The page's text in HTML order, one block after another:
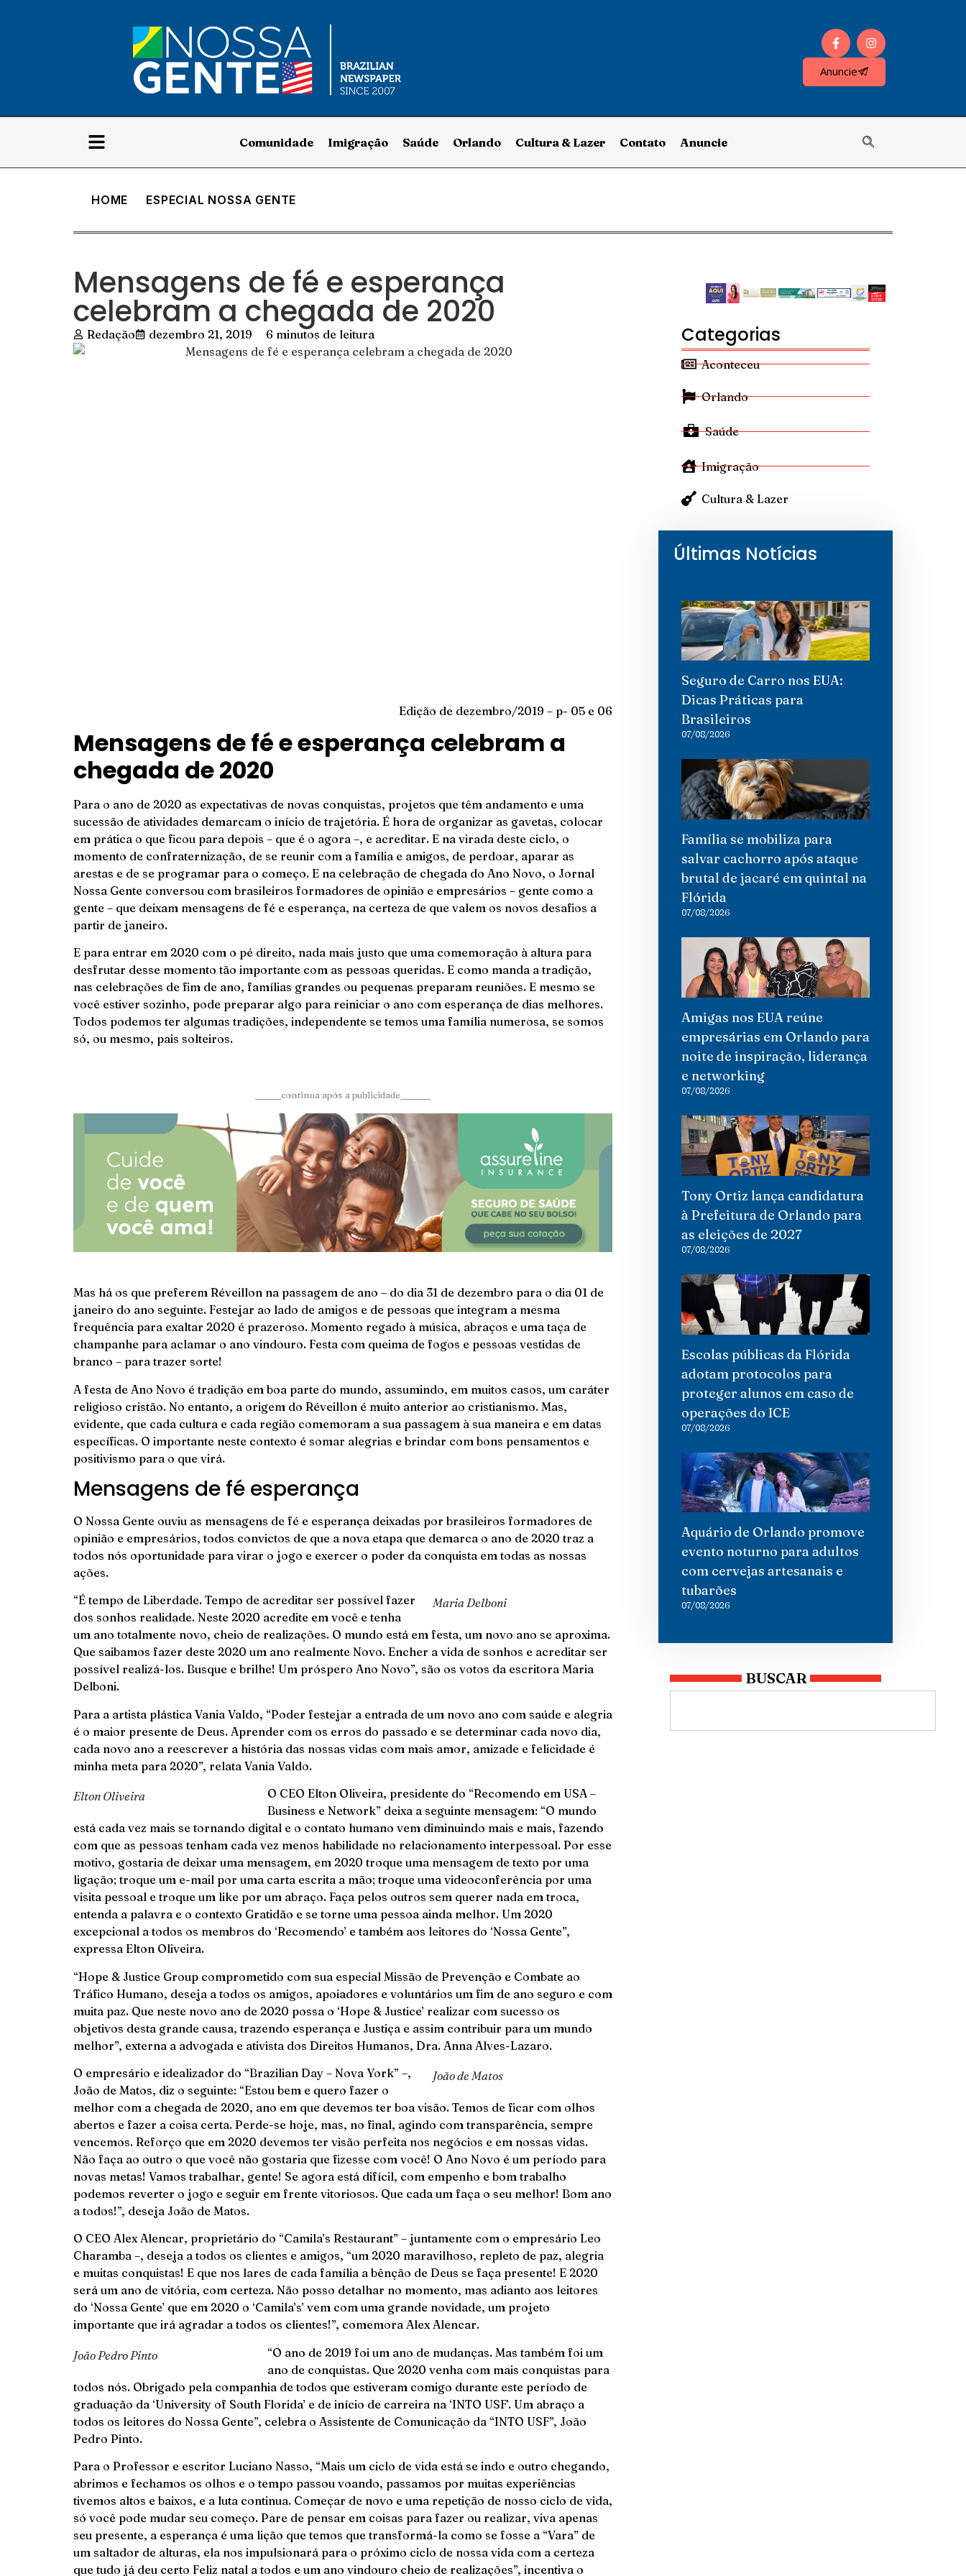
Anuncie
Comunidade Imigração Saúde Orlando Cultura & Lazer Contato Anuncie
HOME ESPECIAL NOSSA GENTE
Mensagens de fé e esperança
celebram a chegada de 2020
Redação dezembro 21, 2019 6 minutos de leitura
Edição de dezembro/2019 – p- 05 e 06
Mensagens de fé e esperança celebram a
chegada de 2020
Para o ano de 2020 as expectativas de novas conquistas, projetos que têm andamento e uma
sucessão de atividades demarcam o início de trajetória. É hora de organizar as gavetas, colocar
em prática o que ficou para depois – que é o agora –, e acreditar. E na virada deste ciclo, o
momento de confraternização, de se reunir com a família e amigos, de perdoar, aparar as
arestas e de se programar para o começo. E na celebração de chegada do Ano Novo, o Jornal
Nossa Gente conversou com brasileiros formadores de opinião e empresários – gente como a
gente – que deixam mensagens de fé e esperança, na certeza de que valem os novos desafios a
partir de janeiro.
E para entrar em 2020 com o pé direito, nada mais justo que uma comemoração à altura para
desfrutar desse momento tão importante com as pessoas queridas. E como manda a tradição,
nas celebrações de fim de ano, famílias grandes ou pequenas preparam reuniões. E mesmo se
você estiver sozinho, pode preparar algo para reiniciar o ano com esperança de dias melhores.
Todos podemos ter algumas tradições, independente se temos uma família numerosa, se somos
só, ou mesmo, pais solteiros.
______continua após a publicidade_______
Mas há os que preferem Réveillon na passagem de ano – do dia 31 de dezembro para o dia 01 de
janeiro do ano seguinte. Festejar ao lado de amigos e de pessoas que integram a mesma
frequência para exaltar 2020 é prazeroso. Momento regado à música, abraços e uma taça de
champanhe para aclamar o ano vindouro. Festa com queima de fogos e pessoas vestidas de
branco – para trazer sorte!
A festa de Ano Novo é tradição em boa parte do mundo, assumindo, em muitos casos, um caráter
religioso cristão. No entanto, a origem do Réveillon é muito anterior ao cristianismo. Mas,
evidente, que cada cultura e cada região comemoram a sua passagem à sua maneira e em datas
específicas. O importante neste contexto é somar alegrias e brindar com bons pensamentos e
positivismo para o que virá.
Mensagens de fé esperança
O Nossa Gente ouviu as mensagens de fé e esperança deixadas por brasileiros formadores de
opinião e empresários, todos convictos de que a nova etapa que demarca o ano de 2020 traz a
todos nós oportunidade para virar o jogo e exercer o poder da conquista em todas as nossas
ações.
Maria Delboni
“É tempo de Liberdade. Tempo de acreditar ser possível fazer
dos sonhos realidade. Neste 2020 acredite em você e tenha
um ano totalmente novo, cheio de realizações. O mundo está em festa, um novo ano se aproxima.
Que saibamos fazer deste 2020 um ano realmente Novo. Encher a vida de sonhos e acreditar ser
possível realizá-los. Busque e brilhe! Um próspero Ano Novo”, são os votos da escritora Maria
Delboni.
Para a artista plástica Vania Valdo, “Poder festejar a entrada de um novo ano com saúde e alegria
é o maior presente de Deus. Aprender com os erros do passado e se determinar cada novo dia,
cada novo ano a reescrever a história das nossas vidas com mais amor, amizade e felicidade é
minha meta para 2020”, relata Vania Valdo.
Elton Oliveira
O CEO Elton Oliveira, presidente do “Recomendo em USA –
Business e Network” deixa a seguinte mensagem: “O mundo
está cada vez mais se tornando digital e o contato humano vem diminuindo mais e mais, fazendo
com que as pessoas tenham cada vez menos habilidade no relacionamento interpessoal. Por esse
motivo, gostaria de deixar uma mensagem, em 2020 troque uma mensagem de texto por uma
ligação; troque um e-mail por uma carta escrita a mão; troque uma videoconferência por uma
visita pessoal e troque um like por um abraço. Faça pelos outros sem querer nada em troca,
entenda a palavra e o contexto Gratidão e se torne uma pessoa ainda melhor. Um 2020
excepcional a todos os membros do ‘Recomendo’ e também aos leitores do ‘Nossa Gente”,
expressa Elton Oliveira.
“Hope & Justice Group comprometido com sua especial Missão de Prevenção e Combate ao
Tráfico Humano, deseja a todos os amigos, apoiadores e voluntários um fim de ano seguro e com
muita paz. Que neste novo ano de 2020 possa o ‘Hope & Justice’ realizar com sucesso os
objetivos desta grande causa, trazendo esperança e Justiça e assim contribuir para um mundo
melhor”, externa a advogada e ativista dos Direitos Humanos, Dra. Anna Alves-Lazaro.
João de Matos
O empresário e idealizador do “Brazilian Day – Nova York” –,
João de Matos, diz o seguinte: “Estou bem e quero fazer o
melhor com a chegada de 2020, ano em que devemos ter boa visão. Temos de ficar com olhos
abertos e fazer a coisa certa. Perde-se hoje, mas, no final, agindo com transparência, sempre
vencemos. Reforço que em 2020 devemos ter visão perfeita nos negócios e em nossas vidas.
Não faça ao outro o que você não gostaria que fizesse com você! O Ano Novo é um período para
novas metas! Vamos trabalhar, gente! Se agora está difícil, com empenho e bom trabalho
podemos reverter o jogo e seguir em frente vitoriosos. Que cada um faça o seu melhor! Bom ano
a todos!”, deseja João de Matos.
O CEO Alex Alencar, proprietário do “Camila’s Restaurant” – juntamente com o empresário Leo
Charamba –, deseja a todos os clientes e amigos, “um 2020 maravilhoso, repleto de paz, alegria
e muitas conquistas! E que nos lares de cada família a bênção de Deus se faça presente! E 2020
será um ano de vitória, com certeza. Não posso detalhar no momento, mas adianto aos leitores
do ‘Nossa Gente’ que em 2020 o ‘Camila’s’ vem com uma grande novidade, um projeto
importante que irá agradar a todos os clientes!”, comemora Alex Alencar.
João Pedro Pinto
“O ano de 2019 foi um ano de mudanças. Mas também foi um
ano de conquistas. Que 2020 venha com mais conquistas para
todos nós. Obrigado pela companhia de todos que estiveram comigo durante este período de
graduação da ‘University of South Florida’ e de início de carreira na ‘INTO USF’. Um abraço a
todos os leitores do Nossa Gente”, celebra o Assistente de Comunicação da “INTO USF”, João
Pedro Pinto.
Para o Professor e escritor Luciano Nasso, “Mais um ciclo de vida está se indo e outro chegando,
abrimos e fechamos os olhos e o tempo passou voando, passamos por muitas experiências
tivemos altos e baixos, e a luta continua. Começar de novo e uma repetição de nosso ciclo de vida,
só você pode mudar seu começo. Pare de pensar em coisas para fazer ou realizar, viva apenas
seu presente, a esperança é uma lição que temos que transformá-la como se fosse a “Vara” de
um saltador de alturas, ela nos impulsionará para o próximo ciclo de nossa vida com a certeza
que tudo já deu certo Feliz natal a todos e um ano vindouro cheio de realizações”, incentiva o
Categorias
Aconteceu
Orlando
Saúde
Imigração
Cultura & Lazer
Últimas Notícias
Seguro de Carro nos EUA:
Dicas Práticas para
Brasileiros
07/08/2026
Família se mobiliza para
salvar cachorro após ataque
brutal de jacaré em quintal na
Flórida
07/08/2026
Amigas nos EUA reúne
empresárias em Orlando para
noite de inspiração, liderança
e networking
07/08/2026
Tony Ortiz lança candidatura
à Prefeitura de Orlando para
as eleições de 2027
07/08/2026
Escolas públicas da Flórida
adotam protocolos para
proteger alunos em caso de
operações do ICE
07/08/2026
Aquário de Orlando promove
evento noturno para adultos
com cervejas artesanais e
tubarões
07/08/2026
BUSCAR